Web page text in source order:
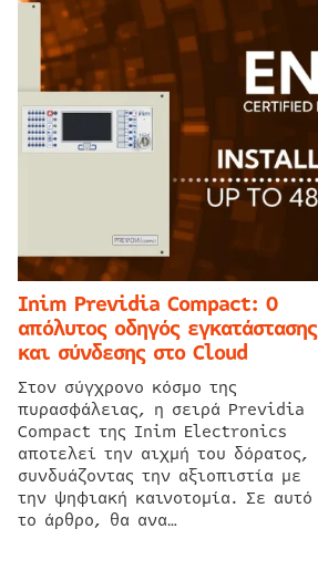
Inim Previdia Compact: Ο
απόλυτος οδηγός εγκατάστασης
και σύνδεσης στο Cloud
Στον σύγχρονο κόσμο της
πυρασφάλειας, η σειρά Previdia
Compact της Inim Electronics
αποτελεί την αιχμή του δόρατος,
συνδυάζοντας την αξιοπιστία με
την ψηφιακή καινοτομία. Σε αυτό
το άρθρο, θα ανα…